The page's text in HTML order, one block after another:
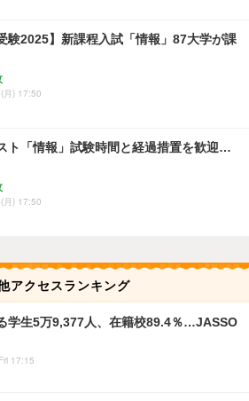
験2025】新課程入試「情報」87大学が課
月) 17:50
ト「情報」試験時間と経過措置を歓迎…
月) 17:50
アクセスランキング
学生5万9,377人、在籍校89.4％…JASSO
17:15